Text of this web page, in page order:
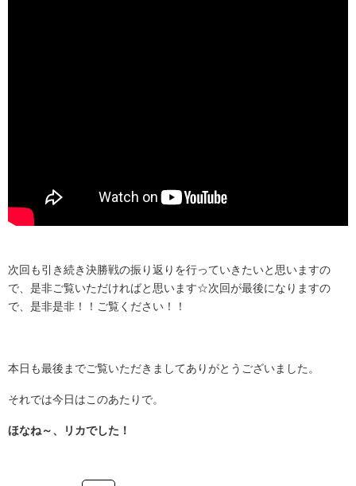
次回も引き続き決勝戦の振り返りを行っていきたいと思いますの
で、是非ご覧いただければと思います☆次回が最後になりますの
で、是非是非！！ご覧ください！！
本日も最後までご覧いただきましてありがとうございました。
それでは今日はこのあたりで。
ほなね～、リカでした！